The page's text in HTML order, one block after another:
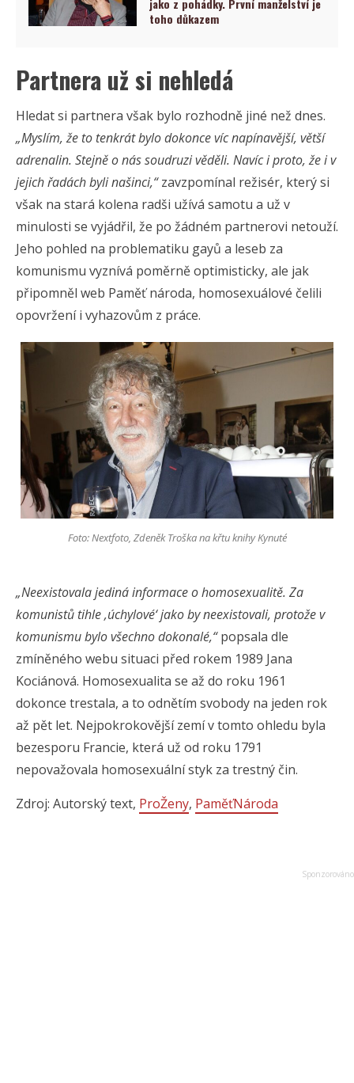
jako z pohádky. První manželství je
toho důkazem
Partnera už si nehledá
Hledat si partnera však bylo rozhodně jiné než dnes.
„Myslím, že to tenkrát bylo dokonce víc napínavější, větší
adrenalin. Stejně o nás soudruzi věděli. Navíc i proto, že i v
jejich řadách byli našinci,“zavzpomínal režisér, který si
však na stará kolena radši užívá samotu a už v
minulosti se vyjádřil, že po žádném partnerovi netouží.
Jeho pohled na problematiku gayů a leseb za
komunismu vyznívá poměrně optimisticky, ale jak
připomněl web Paměť národa, homosexuálové čelili
opovržení i vyhazovům z práce.
Foto: Nextfoto, Zdeněk Troška na křtu knihy Kynuté
„Neexistovala jediná informace o homosexualitě. Za
komunistů tihle ‚úchylové‘ jako by neexistovali, protože v
komunismu bylo všechno dokonalé,“popsala dle
zmíněného webu situaci před rokem 1989 Jana
Kociánová. Homosexualita se až do roku 1961
dokonce trestala, a to odnětím svobody na jeden rok
až pět let. Nejpokrokovější zemí v tomto ohledu byla
bezesporu Francie, která už od roku 1791
nepovažovala homosexuální styk za trestný čin.
Zdroj: Autorský text, ProŽeny, PaměťNároda